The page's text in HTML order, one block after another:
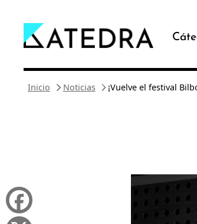
contenido
Inicio Noticias ¡Vuelve el festival